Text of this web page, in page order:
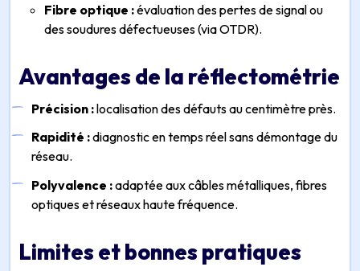
Fibre optique :évaluation des pertes de signal ou
des soudures défectueuses (via OTDR).
Avantages de la réflectométrie
Précision :localisation des défauts au centimètre près.
Rapidité :diagnostic en temps réel sans démontage du
réseau.
Polyvalence :adaptée aux câbles métalliques, fibres
optiques et réseaux haute fréquence.
Limites et bonnes pratiques